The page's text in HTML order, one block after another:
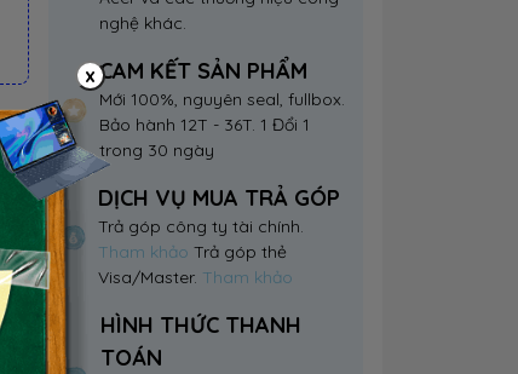
nghệ khác.
CAM KẾT SẢN PHẨM
Mới 100%, nguyên seal, fullbox.
Bảo hành 12T - 36T. 1 Đổi 1
trong 30 ngày
DỊCH VỤ MUA TRẢ GÓP
Trả góp công ty tài chính.
Tham khảoTrả góp thẻ
Visa/Master. Tham khảo
HÌNH THỨC THANH
TOÁN
x